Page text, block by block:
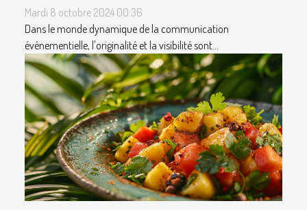
Mardi 8 octobre 2024 00:36
Dans le monde dynamique de la communication
événementielle, l'originalité et la visibilité sont...